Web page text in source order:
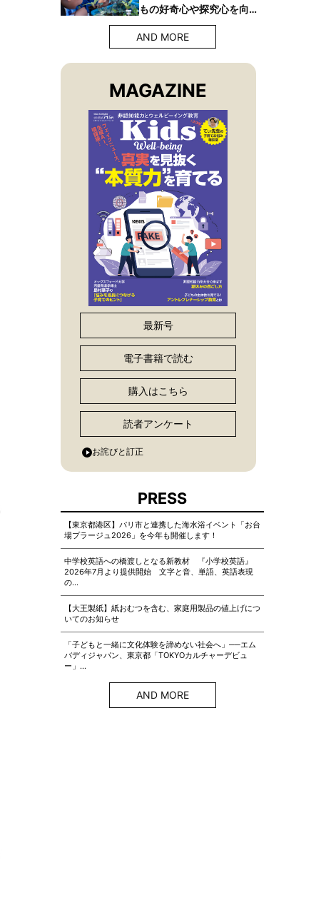
もの好奇心や探究心を向上
させよう！【2026年版】
AND MORE
MAGAZINE
最新号
電子書籍で読む
購入はこちら
読者アンケート
お詫びと訂正
PRESS
【東京都港区】パリ市と連携した海水浴イベント「お台
場プラージュ2026」を今年も開催します！
中学校英語への橋渡しとなる新教材 『小学校英語』
2026年7月より提供開始 文字と音、単語、英語表現
の…
【大王製紙】紙おむつを含む、家庭用製品の値上げにつ
いてのお知らせ
「子どもと一緒に文化体験を諦めない社会へ」──エム
バディジャパン、東京都「TOKYOカルチャーデビュ
ー」…
AND MORE